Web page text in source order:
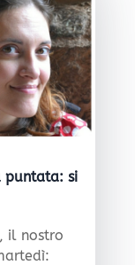
puntata: si
il nostro